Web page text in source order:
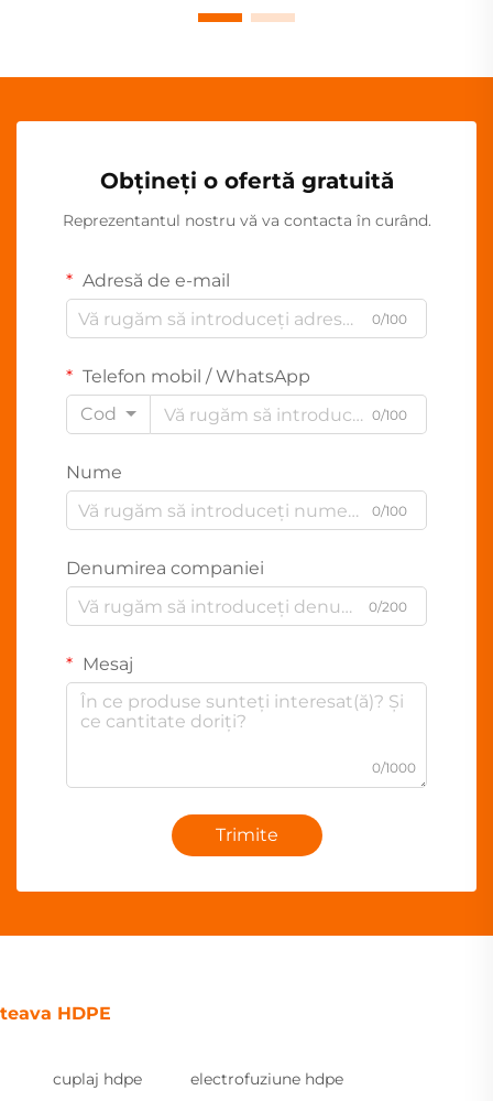
Obțineți o ofertă gratuită
Reprezentantul nostru vă va contacta în curând.
Adresă de e-mail
0/100
Telefon mobil / WhatsApp
Cod
0/100
Nume
0/100
Denumirea companiei
0/200
Mesaj
0/1000
Trimite
teava HDPE
cuplaj hdpe electrofuziune hdpe